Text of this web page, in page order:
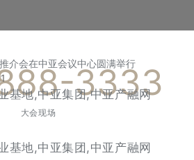
3333
介会在中亚会议中心圆满举行
大会现场